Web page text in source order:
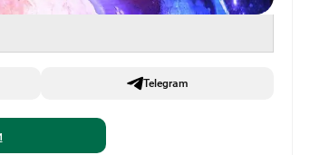
Telegram